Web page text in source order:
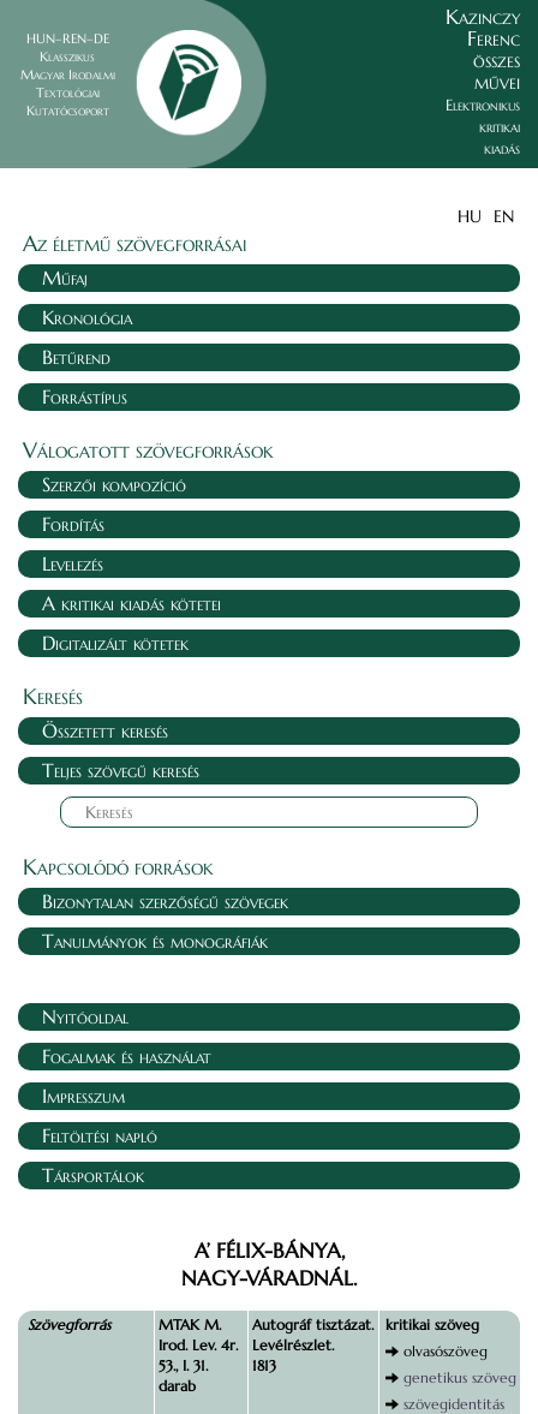
HUN–REN–DE
Klasszikus
Magyar Irodalmi
Textológiai
Kutatócsoport
Kazinczy
Ferenc
összes
művei
Elektronikus
kritikai
kiadás
HU EN
Az életmű szövegforrásai
Műfaj
Kronológia
Betűrend
Forrástípus
Válogatott szövegforrások
Szerzői kompozíció
Fordítás
Levelezés
A kritikai kiadás kötetei
Digitalizált kötetek
Keresés
Összetett keresés
Teljes szövegű keresés
Kapcsolódó források
Bizonytalan szerzőségű szövegek
Tanulmányok és monográfiák
Nyitóoldal
Fogalmak és használat
Impresszum
Feltöltési napló
Társportálok
A’ FÉLIX-BÁNYA,
NAGY-VÁRADNÁL.
Szövegforrás
MTAK M.
Irod. Lev. 4r.
53., I. 31.
darab
Autográf tisztázat.
Levélrészlet.
1813
kritikai szöveg
olvasószöveg
genetikus szöveg
szövegidentitás